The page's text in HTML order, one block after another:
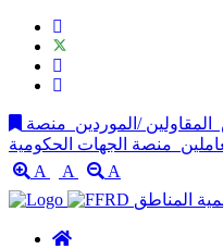
المقاولين /الموردين منصة
A
A
A